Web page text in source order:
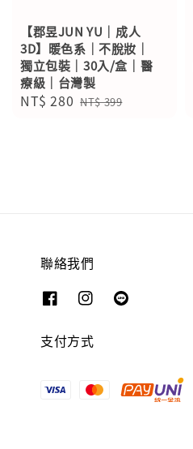
【郡昱JUN YU｜成人
3D】暖色系｜不脫妝｜
獨立包裝｜30入/盒｜醫
療級｜台灣製
Sale
NT$ 280 Regular
NT$ 399
聯絡我們
支付方式